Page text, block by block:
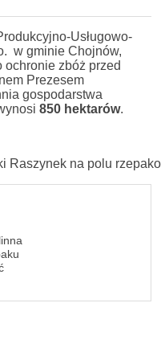
Usługowo-
w gminie Chojnów,
zbóż przed
Prezesem
gospodarstwa
850 hektarów.
Raszynek na polu